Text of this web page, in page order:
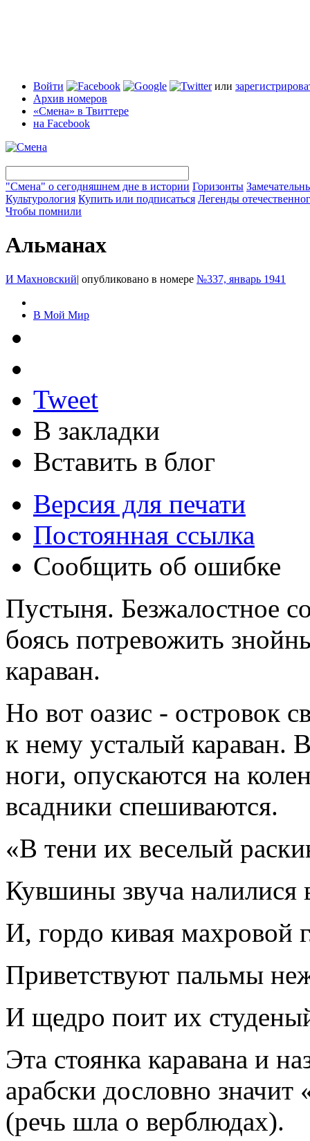
Войти или
Архив номеров
«Смена» в Твиттере
на Facebook
"Смена" о сегодняшнем дне в истории Горизонты
Культурология Купить или подписаться Легенды
Чтобы помнили
Альманах
И Махновский| опубликовано в номере №337, январь 1941
В Мой Мир
Tweet
В закладки
Вставить в блог
Версия для печати
Постоянная ссылка
Сообщить об ошибке
Пустыня. Безжалостное
боясь потревожить
караван.
Но вот оазис - островок
к нему усталый
ноги, опускаются на
всадники спешиваются.
«В тени их веселый
Кувшины звуча налилися
И, гордо кивая махровой
Приветствуют пальмы
И щедро поит их
Эта стоянка каравана и
арабски дословно значит
(речь шла о верблюдах).